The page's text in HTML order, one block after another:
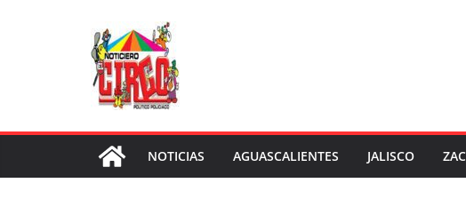
NOTICIAS AGUASCALIENTES JALISCO